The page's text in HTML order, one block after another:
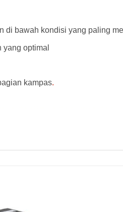
di bawah kondisi yang paling
optimal
kampas.